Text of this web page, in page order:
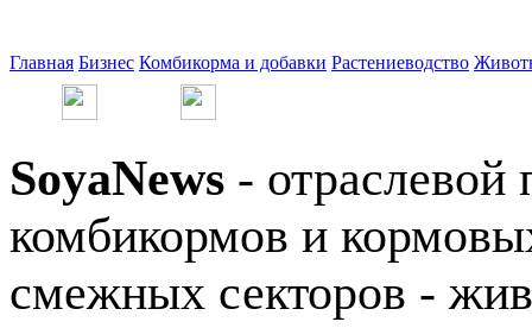
Главная Бизнес Комбикорма и добавки Растениеводство
SoyaNews - отраслевой
комбикормов и
смежных секторов -